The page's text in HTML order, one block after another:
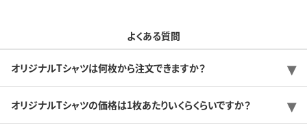
よくある質問
オリジナルTシャツは何枚から注文できますか？
オリジナルTシャツの価格は1枚あたりいくらくらいですか？